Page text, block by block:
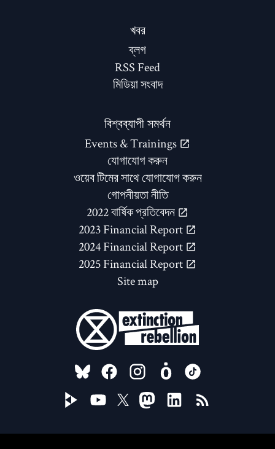
খবর
ব্লগ
RSS Feed
মিডিয়া সংবাদ
বিশ্বব্যাপী সমর্থন
Events & Trainings
যোগাযোগ করুন
ওয়েব টিমের সাথে যোগাযোগ করুন
গোপনীয়তা নীতি
2022 বার্ষিক প্রতিবেদন
2023 Financial Report
2024 Financial Report
2025 Financial Report
Site map
FOLLOW US ON